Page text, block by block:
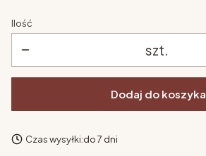
Ilość
szt.
Dodaj do koszyka
Czas wysyłki:do 7 dni